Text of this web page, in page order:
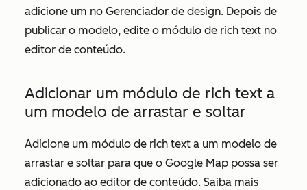
adicione um no Gerenciador de design. Depois de
publicar o modelo, edite o módulo de rich text no
editor de conteúdo.
Adicionar um módulo de rich text a
um modelo de arrastar e soltar
Adicione um módulo de rich text a um modelo de
arrastar e soltar para que o Google Map possa ser
adicionado ao editor de conteúdo. Saiba mais